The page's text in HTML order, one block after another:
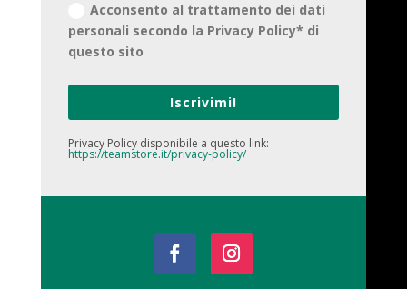
Acconsento al trattamento dei dati
personali secondo la Privacy Policy* di
questo sito
Iscrivimi!
Privacy Policy disponibile a questo link:
https://teamstore.it/privacy-policy/